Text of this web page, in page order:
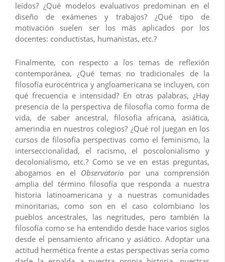
leídos? ¿Qué modelos evaluativos predominan en el
diseño de exámenes y trabajos? ¿Qué tipo de
motivación suelen ser los más aplicados por los
docentes: conductistas, humanistas, etc.?
Finalmente, con respecto a los temas de reflexión
contemporánea, ¿Qué temas no tradicionales de la
filosofía eurocéntrica y angloamericana se incluyen, con
qué frecuencia e intensidad? En otras palabras, ¿Hay
presencia de la perspectiva de filosofía como forma de
vida, de saber ancestral, filosofía africana, asiática,
amerindia en nuestros colegios? ¿Qué rol juegan en los
cursos de filosofía perspectivas como el feminismo, la
interseccionalidad, el racismo, el poscolonialismo y
decolonialismo, etc.? Como se ve en estas preguntas,
abogamos en el Observatorio por una comprensión
amplia del término filosofía que responda a nuestra
historia latinoamericana y a nuestras comunidades
minoritarias, como son en el caso colombiano los
pueblos ancestrales, las negritudes, pero también la
filosofía como se ha entendido desde hace varios siglos
desde el pensamiento africano y asiático. Adoptar una
actitud hermética frente a estas perspectivas sería como